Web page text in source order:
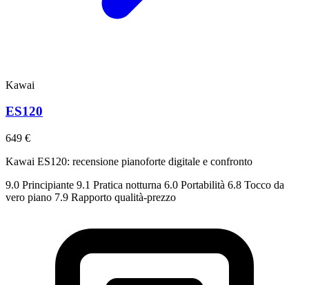
Kawai
ES120
649 €
Kawai ES120: recensione pianoforte digitale e confronto
9.0 Principiante 9.1 Pratica notturna 6.0 Portabilità 6.8 Tocco da
vero piano 7.9 Rapporto qualità-prezzo